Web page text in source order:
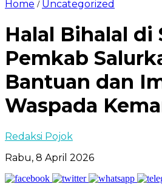
Home / Uncategorized
Halal Bihalal di
Pemkab
Bantuan dan
Waspada
Redaksi Pojok
Rabu, 8 April 2026